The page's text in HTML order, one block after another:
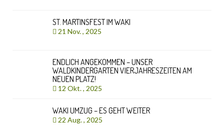
ST. MARTINSFEST IM WAKI
21 Nov. , 2025
ENDLICH ANGEKOMMEN – UNSER
WALDKINDERGARTEN VIERJAHRESZEITEN AM
NEUEN PLATZ!
12 Okt. , 2025
WAKI UMZUG – ES GEHT WEITER
22 Aug. , 2025